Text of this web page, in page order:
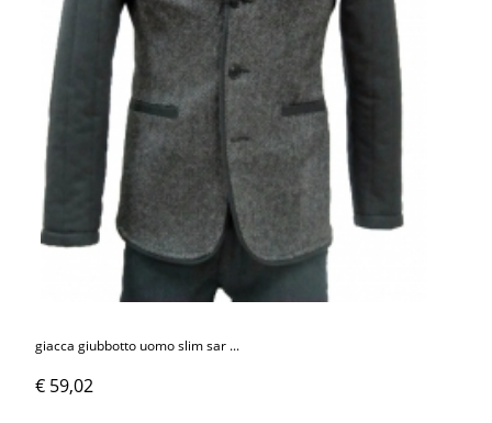
giacca giubbotto uomo slim sar ...
€ 59,02